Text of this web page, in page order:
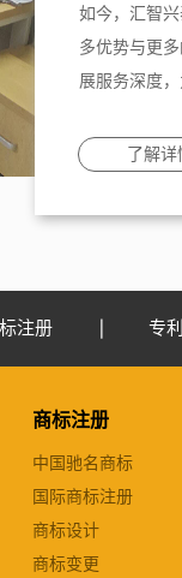
如今，汇智
多优势与更
展服务深度
了解详
注册 专
商标注册
中国驰名商标
国际商标注册
商标设计
商标变更